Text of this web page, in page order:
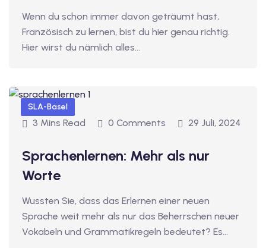
mit Gutschein
mit Gutschein
B1
Deutschkurse mit
Wenn du schon immer davon geträumt hast,
Französisch zu lernen, bist du hier genau richtig.
Hier wirst du nämlich alles…
SLA-Basel
3 Mins Read 0 Comments 29 Juli, 2024
Sprachenlernen: Mehr als nur
Worte
Wussten Sie, dass das Erlernen einer neuen
Sprache weit mehr als nur das Beherrschen neuer
Vokabeln und Grammatikregeln bedeutet? Es…